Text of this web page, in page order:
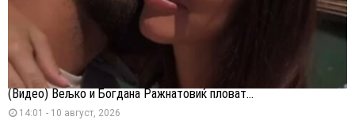
(Видео) Вељко и Богдана Ражнатовиќ пловат...
14:01 - 10 август, 2026